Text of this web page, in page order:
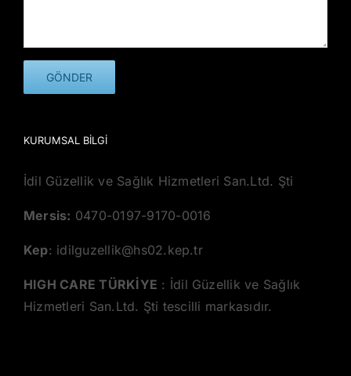
KURUMSAL BILGI
İdil Güzellik ve Sağlık Hizmetleri San.Ltd. Şti
Mersis: 0470-0197-9170-0016
Kep: idilguzellik@hs02.kep.tr
HIGH CARE TÜRKİYE : İdil Güzellik ve Sağlık
Hizmetleri San.Ltd. Şti tescilli markasıdır.